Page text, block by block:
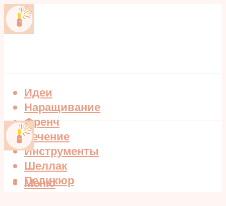
Идеи
Наращивание
Френч
Лечение
Инструменты
Шеллак
Педикюр
Меню